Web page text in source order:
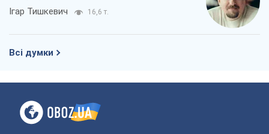
Ігар Тишкевич 16,6 т.
Всі думки